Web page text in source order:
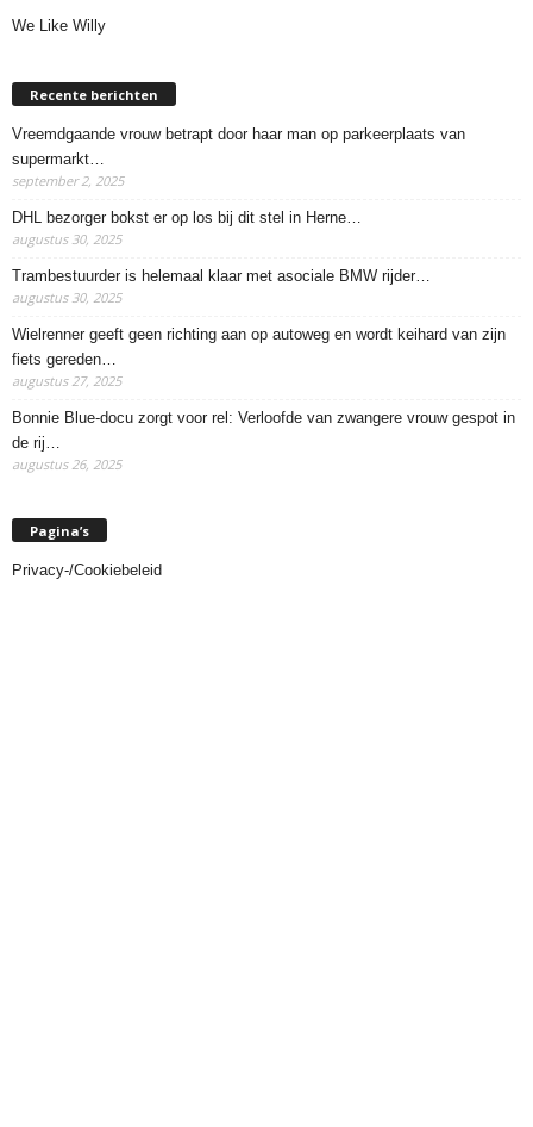
We Like Willy
Recente berichten
Vreemdgaande vrouw betrapt door haar man op parkeerplaats van
supermarkt…
september 2, 2025
DHL bezorger bokst er op los bij dit stel in Herne…
augustus 30, 2025
Trambestuurder is helemaal klaar met asociale BMW rijder…
augustus 30, 2025
Wielrenner geeft geen richting aan op autoweg en wordt keihard van zijn
fiets gereden…
augustus 27, 2025
Bonnie Blue-docu zorgt voor rel: Verloofde van zwangere vrouw gespot in
de rij…
augustus 26, 2025
Pagina’s
Privacy-/Cookiebeleid